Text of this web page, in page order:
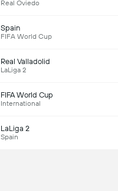
Real Oviedo
Spain
FIFA World Cup
Real Valladolid
LaLiga 2
FIFA World Cup
International
LaLiga 2
Spain